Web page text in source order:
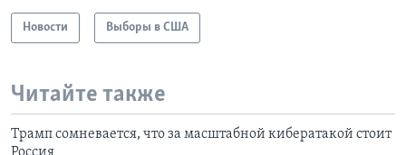
Новости Выборы в США
Читайте также
Трамп сомневается, что за масштабной кибератакой стоит